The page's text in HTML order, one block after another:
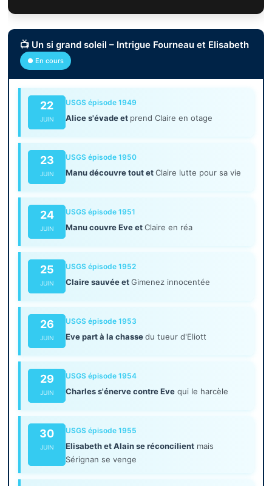
📺 Un si grand soleil – Intrigue Fourneau et Elisabeth
● En cours
22
JUIN
USGS épisode 1949
Alice s'évade et prend Claire en otage
23
JUIN
USGS épisode 1950
Manu découvre tout etClaire lutte pour sa vie
24
JUIN
USGS épisode 1951
Manu couvre Eve etClaire en réa
25
JUIN
USGS épisode 1952
Claire sauvée etGimenez innocentée
26
JUIN
USGS épisode 1953
Eve part à la chassedu tueur d'Eliott
29
JUIN
USGS épisode 1954
Charles s'énerve contre Eve qui le harcèle
30
JUIN
USGS épisode 1955
Elisabeth et Alain se réconcilient mais
Sérignan se venge